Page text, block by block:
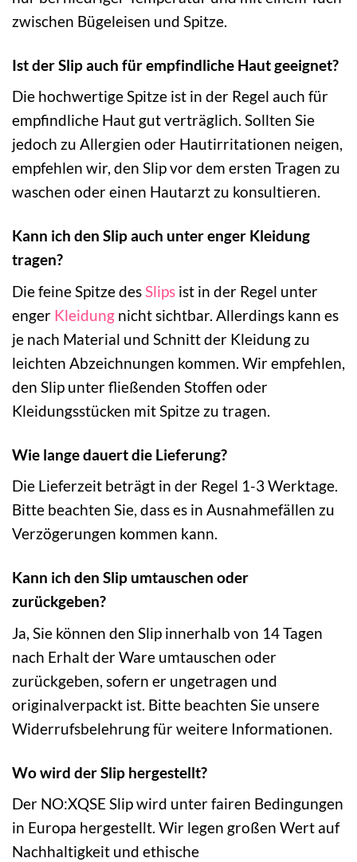
zwischen Bügeleisen und Spitze.
Ist der Slip auch für empfindliche Haut geeignet?
Die hochwertige Spitze ist in der Regel auch für
empfindliche Haut gut verträglich. Sollten Sie
jedoch zu Allergien oder Hautirritationen neigen,
empfehlen wir, den Slip vor dem ersten Tragen zu
waschen oder einen Hautarzt zu konsultieren.
Kann ich den Slip auch unter enger Kleidung
tragen?
Die feine Spitze desSlips ist in der Regel unter
enger Kleidung nicht sichtbar. Allerdings kann es
je nach Material und Schnitt der Kleidung zu
leichten Abzeichnungen kommen. Wir empfehlen,
den Slip unter fließenden Stoffen oder
Kleidungsstücken mit Spitze zu tragen.
Wie lange dauert die Lieferung?
Die Lieferzeit beträgt in der Regel 1-3 Werktage.
Bitte beachten Sie, dass es in Ausnahmefällen zu
Verzögerungen kommen kann.
Kann ich den Slip umtauschen oder
zurückgeben?
Ja, Sie können den Slip innerhalb von 14 Tagen
nach Erhalt der Ware umtauschen oder
zurückgeben, sofern er ungetragen und
originalverpackt ist. Bitte beachten Sie unsere
Widerrufsbelehrung für weitere Informationen.
Wo wird der Slip hergestellt?
Der NO:XQSE Slip wird unter fairen Bedingungen
in Europa hergestellt. Wir legen großen Wert auf
Nachhaltigkeit und ethische